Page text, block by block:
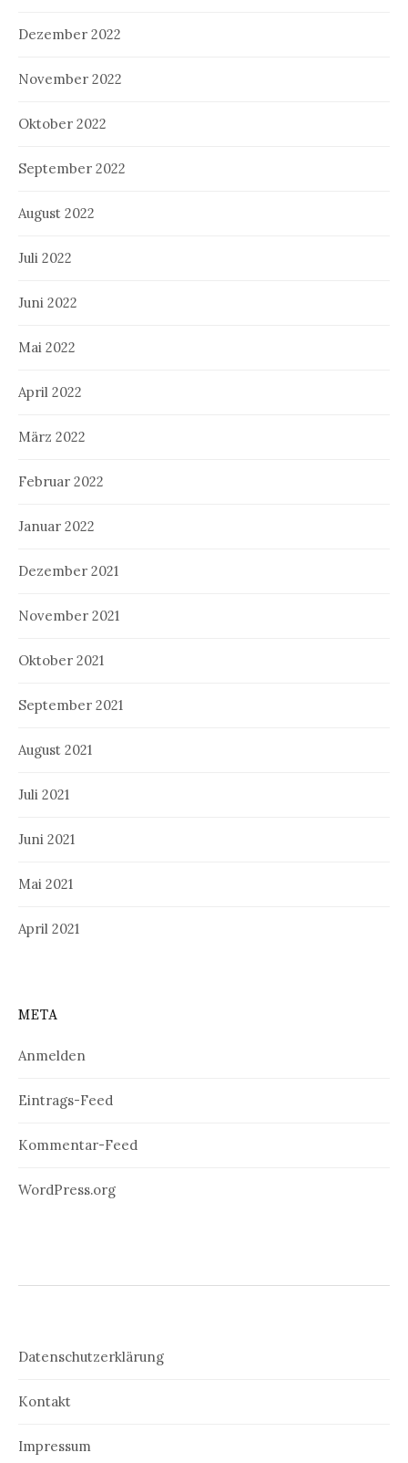
Dezember 2022
November 2022
Oktober 2022
September 2022
August 2022
Juli 2022
Juni 2022
Mai 2022
April 2022
März 2022
Februar 2022
Januar 2022
Dezember 2021
November 2021
Oktober 2021
September 2021
August 2021
Juli 2021
Juni 2021
Mai 2021
April 2021
META
Anmelden
Eintrags-Feed
Kommentar-Feed
WordPress.org
Datenschutzerklärung
Kontakt
Impressum